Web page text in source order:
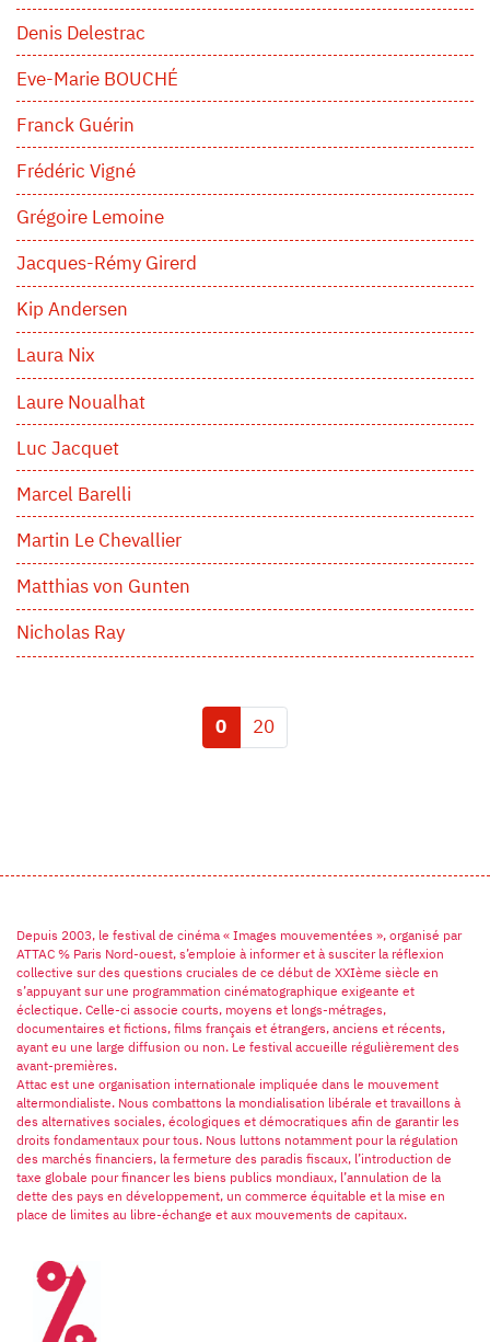
Denis Delestrac
Eve-Marie BOUCHÉ
Franck Guérin
Frédéric Vigné
Grégoire Lemoine
Jacques-Rémy Girerd
Kip Andersen
Laura Nix
Laure Noualhat
Luc Jacquet
Marcel Barelli
Martin Le Chevallier
Matthias von Gunten
Nicholas Ray
0 20
Depuis 2003, le festival de cinéma « Images mouvementées », organisé par
ATTAC % Paris Nord-ouest, s’emploie à informer et à susciter la réflexion
collective sur des questions cruciales de ce début de XXIème siècle en
s’appuyant sur une programmation cinématographique exigeante et
éclectique. Celle-ci associe courts, moyens et longs-métrages,
documentaires et fictions, films français et étrangers, anciens et récents,
ayant eu une large diffusion ou non. Le festival accueille régulièrement des
avant-premières.
Attac est une organisation internationale impliquée dans le mouvement
altermondialiste. Nous combattons la mondialisation libérale et travaillons à
des alternatives sociales, écologiques et démocratiques afin de garantir les
droits fondamentaux pour tous. Nous luttons notamment pour la régulation
des marchés financiers, la fermeture des paradis fiscaux, l’introduction de
taxe globale pour financer les biens publics mondiaux, l’annulation de la
dette des pays en développement, un commerce équitable et la mise en
place de limites au libre-échange et aux mouvements de capitaux.